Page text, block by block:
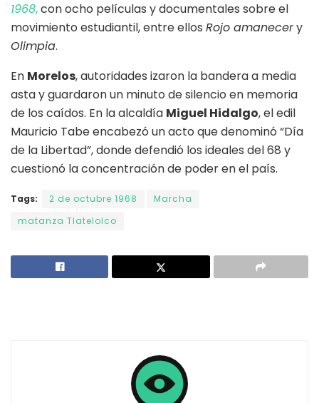
1968,con ocho películas y documentales sobre el
movimiento estudiantil, entre ellos Rojo amanecery
Olimpia.
En Morelos, autoridades izaron la bandera a media
asta y guardaron un minuto de silencio en memoria
de los caídos. En la alcaldía Miguel Hidalgo, el edil
Mauricio Tabe encabezó un acto que denominó “Día
de la Libertad”, donde defendió los ideales del 68 y
cuestionó la concentración de poder en el país.
Tags: 2 de octubre 1968
Marcha
matanza Tlatelolco